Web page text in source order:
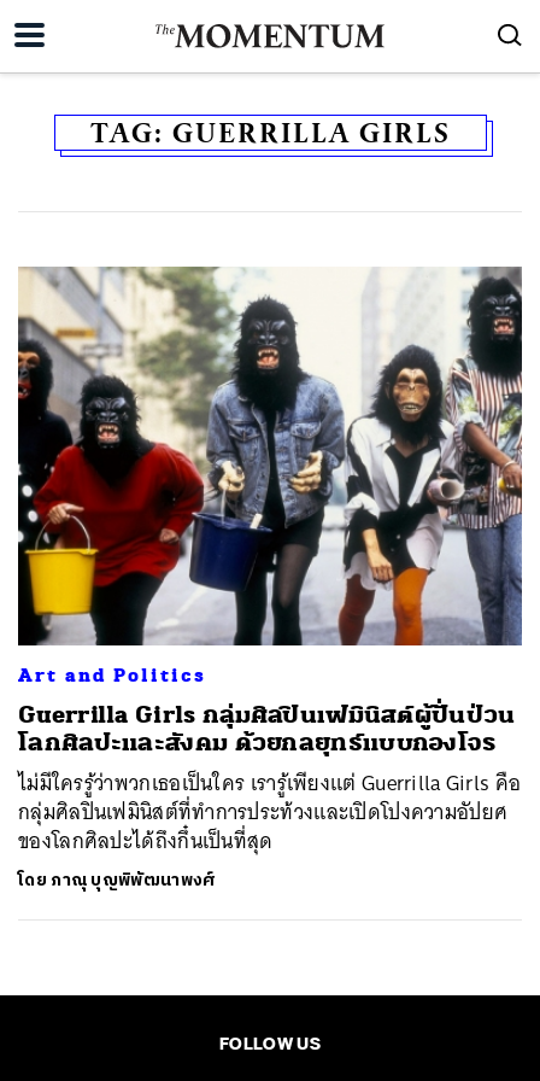
TAG: GUERRILLA GIRLS
Art and Politics
Guerrilla Girls กลุ่มศิลปินเฟมินิสต์ผู้ปั่นป่วน
โลกศิลปะและสังคม ด้วยกลยุทธ์แบบกองโจร
ไม่มีใครรู้ว่าพวกเธอเป็นใคร เรารู้เพียงแต่ Guerrilla Girls คือ
กลุ่มศิลปินเฟมินิสต์ที่ทำการประท้วงและเปิดโปงความอัปยศ
ของโลกศิลปะได้ถึงกึ๋นเป็นที่สุด
โดย ภาณุ บุญพิพัฒนาพงศ์
FOLLOW US
ค้นหา
SHARE TWEET LINE EMAIL